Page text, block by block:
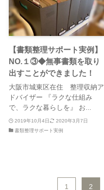
【書類整理サポート実例】
NO.１③◆無事書類を取り
出すことができました！
大阪市城東区在住 整理収納ア
ドバイザー 『ラクな仕組み
で、ラクな暮らしを』 お...
2019年10月4日
2020年3月7日
書類整理サポート実例
1 2